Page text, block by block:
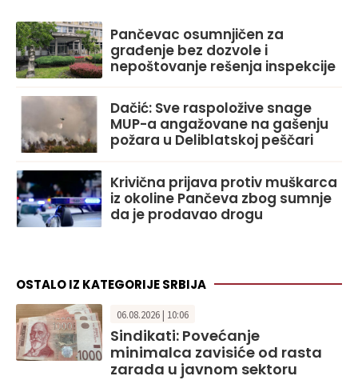
Pančevac osumnjičen za
građenje bez dozvole i
nepoštovanje rešenja inspekcije
Dačić: Sve raspoložive snage
MUP-a angažovane na gašenju
požara u Deliblatskoj peščari
Krivična prijava protiv muškarca
iz okoline Pančeva zbog sumnje
da je prodavao drogu
OSTALO IZ KATEGORIJE SRBIJA
06.08.2026 | 10:06
Sindikati: Povećanje
minimalca zavisiće od rasta
zarada u javnom sektoru